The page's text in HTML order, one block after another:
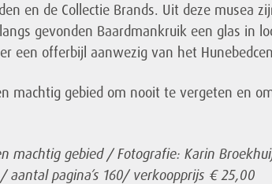
en de Collectie Brands. Uit deze musea
gevonden Baardmankruik een glas in
een offerbijl aanwezig van het
machtig gebied om nooit te vergeten en
machtig gebied / Fotografie: Karin
/ aantal pagina’s 160/ verkoopprijs € 25,00